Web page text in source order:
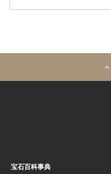
宝石百科事典